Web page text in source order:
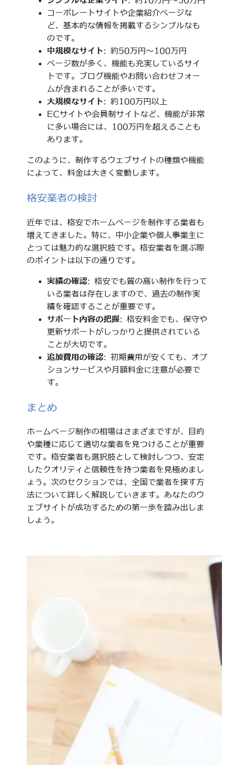
コーポレートサイトや企業紹介ページな
ど、基本的な情報を掲載するシンプルなも
のです。
中規模なサイト: 約50万円～100万円
ページ数が多く、機能も充実しているサイ
トです。ブログ機能やお問い合わせフォー
ムが含まれることが多いです。
大規模なサイト: 約100万円以上
ECサイトや会員制サイトなど、機能が非常
に多い場合には、100万円を超えることも
あります。
このように、制作するウェブサイトの種類や機能
によって、料金は大きく変動します。
格安業者の検討
近年では、格安でホームページを制作する業者も
増えてきました。特に、中小企業や個人事業主に
とっては魅力的な選択肢です。格安業者を選ぶ際
のポイントは以下の通りです。
実績の確認: 格安でも質の高い制作を行って
いる業者は存在しますので、過去の制作実
績を確認することが重要です。
サポート内容の把握: 格安料金でも、保守や
更新サポートがしっかりと提供されている
ことが大切です。
追加費用の確認: 初期費用が安くても、オプ
ションサービスや月額料金に注意が必要で
す。
まとめ
ホームページ制作の相場はさまざまですが、目的
や業種に応じて適切な業者を見つけることが重要
です。格安業者も選択肢として検討しつつ、安定
したクオリティと信頼性を持つ業者を見極めまし
ょう。次のセクションでは、全国で業者を探す方
法について詳しく解説していきます。あなたのウ
ェブサイトが成功するための第一歩を踏み出しま
しょう。